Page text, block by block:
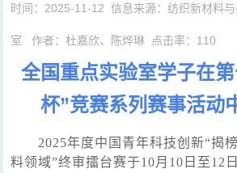
时间：2025-11-12 信息来源：纺织新材料
室 作者：杜嘉欣、陈烨琳 点击率： 110
全国重点实验室学子在
杯”竞赛系列赛事活动
2025年度中国青年科技创新“揭
料领域”终审擂台赛于10月10日至12